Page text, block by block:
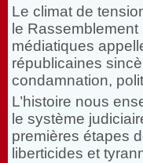
Le climat de
le
médiatiques
républicaines
condamnation,
L’histoire nous
le système
premières étapes
liberticides et